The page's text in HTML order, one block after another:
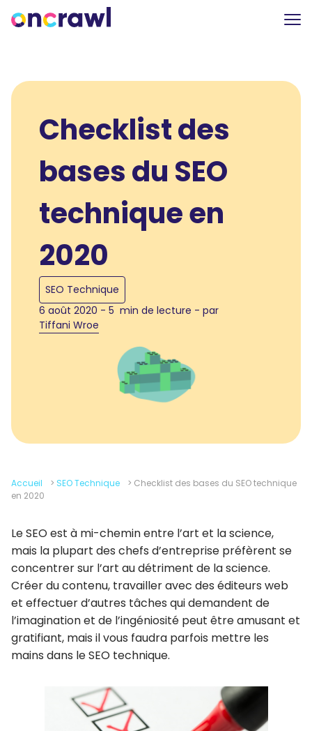
Checklist des
bases du SEO
technique en
2020
SEO Technique
6 août 2020 - 5 min de lecture - par
Tiffani Wroe
Accueil > SEO Technique > Checklist des bases du SEO technique
en 2020
Le SEO est à mi-chemin entre l’art et la science,
mais la plupart des chefs d’entreprise préfèrent se
concentrer sur l’art au détriment de la science.
Créer du contenu, travailler avec des éditeurs web
et effectuer d’autres tâches qui demandent de
l’imagination et de l’ingéniosité peut être amusant et
gratifiant, mais il vous faudra parfois mettre les
mains dans le SEO technique.